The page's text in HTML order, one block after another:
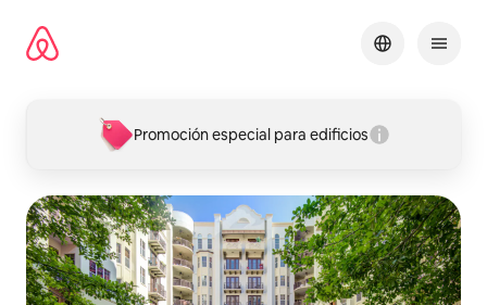
contenido
Promoción especial para edificios